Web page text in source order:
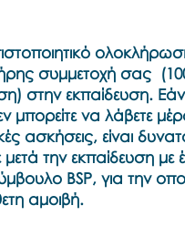
συμμετοχή σας
στην εκπαίδευση. Εάν
μπορείτε να λάβετε
ασκήσεις, είναι
την εκπαίδευση με
BSP, για την
αμοιβή.